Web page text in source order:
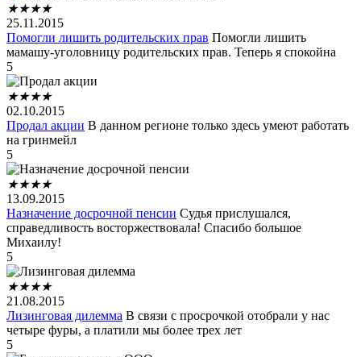
★★★★
25.11.2015
Помогли лишить родительских прав Помогли лишить
мамашу-уголовницу родительских прав. Теперь я спокойна
5
★★★★
02.10.2015
Продал акции В данном регионе только здесь умеют работать
на гринмейл
5
★★★★
13.09.2015
Назначение досрочной пенсии Судья прислушался,
справедливость восторжествовала! Спасибо большое
Михаилу!
5
★★★★
21.08.2015
Лизинговая дилемма В связи с просрочкой отобрали у нас
четыре фуры, а платили мы более трех лет
5